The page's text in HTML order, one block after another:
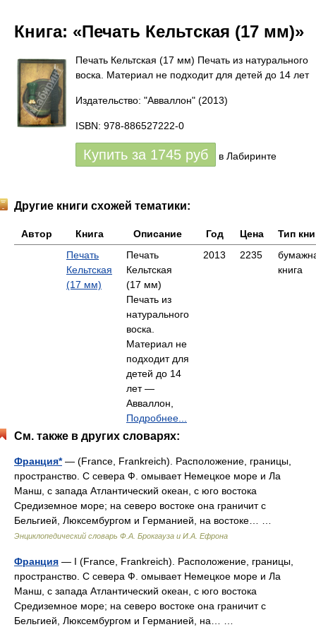
Книга: «Печать Кельтская (17 мм)»
Печать Кельтская (17 мм) Печать из натурального
воска. Материал не подходит для детей до 14 лет
Издательство: "Авваллон" (2013)
ISBN: 978-886527222-0
Купить за 1745 руб в Лабиринте
Другие книги схожей тематики:
Автор Книга Описание Год Цена
Тип
Печать
Кельтская
(17 мм)
Печать
Кельтская
(17 мм)
Печать из
натурального
воска.
Материал не
подходит для
детей до 14
лет —
Авваллон,
Подробнее...
2013 2235
книга
См. также в других словарях:
Франция*— (France, Frankreich). Расположение, границы,
пространство. С севера Ф. омывает Немецкое море и Ла
Манш, с запада Атлантический океан, с юго востока
Средиземное море; на северо востоке она граничит с
Бельгией, Люксембургом и Германией, на востоке… …
Энциклопедический словарь Ф.А. Брокгауза и И.А. Ефрона
Франция — I (France, Frankreich). Расположение, границы,
пространство. С севера Ф. омывает Немецкое море и Ла
Манш, с запада Атлантический океан, с юго востока
Средиземное море; на северо востоке она граничит с
Бельгией, Люксембургом и Германией, на… …